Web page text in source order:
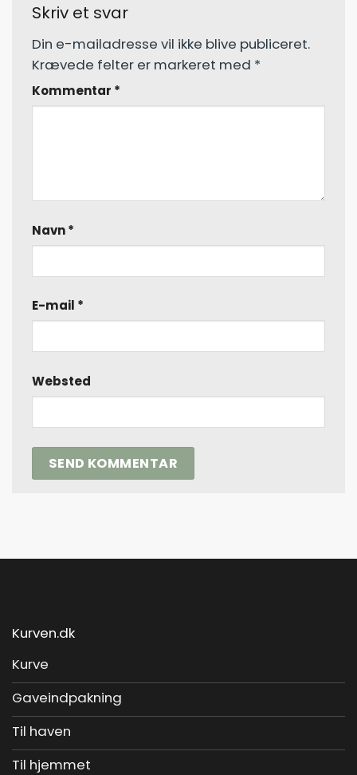
Skriv et svar
Din e-mailadresse vil ikke blive publiceret.
Krævede felter er markeret med *
Kommentar *
Navn*
E-mail *
Websted
Kurven.dk
Kurve
Gaveindpakning
Til haven
Til hjemmet